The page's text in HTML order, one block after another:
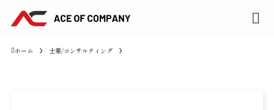
ホーム 士業/コンサルティング